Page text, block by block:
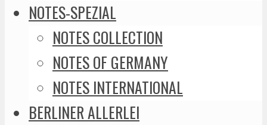
NOTES-SPEZIAL
NOTES COLLECTION
NOTES OF GERMANY
NOTES INTERNATIONAL
BERLINER ALLERLEI